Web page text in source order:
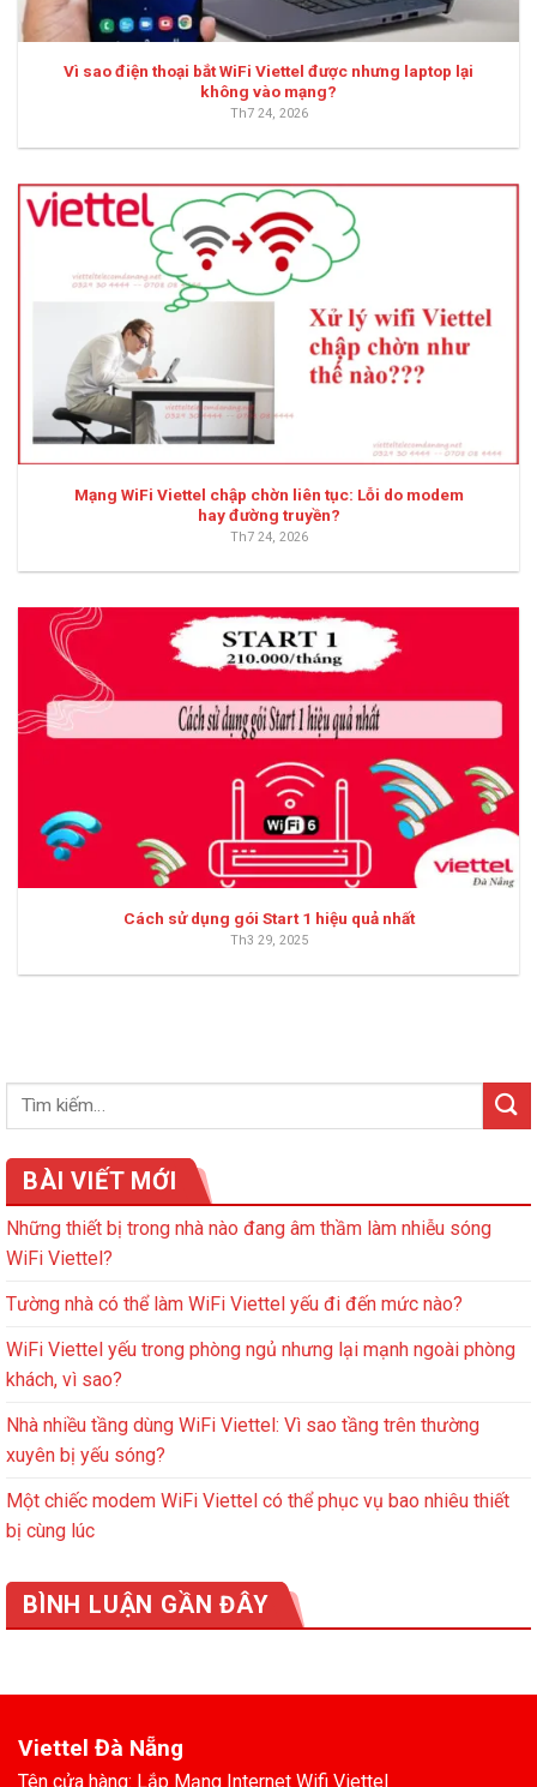
Vì sao điện thoại bắt WiFi Viettel được nhưng laptop lại
không vào mạng?
Th7 24, 2026
Mạng WiFi Viettel chập chờn liên tục: Lỗi do modem
hay đường truyền?
Th7 24, 2026
Cách sử dụng gói Start 1 hiệu quả nhất
Th3 29, 2025
BÀI VIẾT MỚI
Những thiết bị trong nhà nào đang âm thầm làm nhiễu sóng
WiFi Viettel?
Tường nhà có thể làm WiFi Viettel yếu đi đến mức nào?
WiFi Viettel yếu trong phòng ngủ nhưng lại mạnh ngoài phòng
khách, vì sao?
Nhà nhiều tầng dùng WiFi Viettel: Vì sao tầng trên thường
xuyên bị yếu sóng?
Một chiếc modem WiFi Viettel có thể phục vụ bao nhiêu thiết
bị cùng lúc
BÌNH LUẬN GẦN ĐÂY
Viettel Đà Nẵng
Tên cửa hàng: Lắp Mạng Internet Wifi Viettel